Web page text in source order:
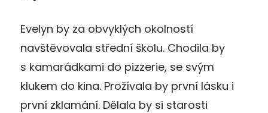
Evelyn by za obvyklých okolností
navštěvovala střední školu. Chodila by
s kamarádkami do pizzerie, se svým
klukem do kina. Prožívala by první lásku i
první zklamání. Dělala by si starosti